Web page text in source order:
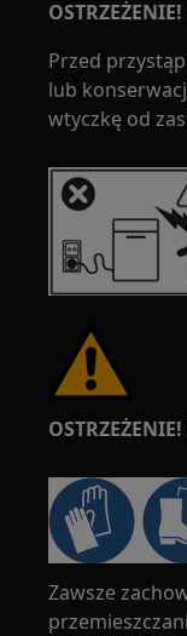
OSTRZEŻENIE!
Przed
lub
wtyczkę od
OSTRZEŻENIE!
Zawsze